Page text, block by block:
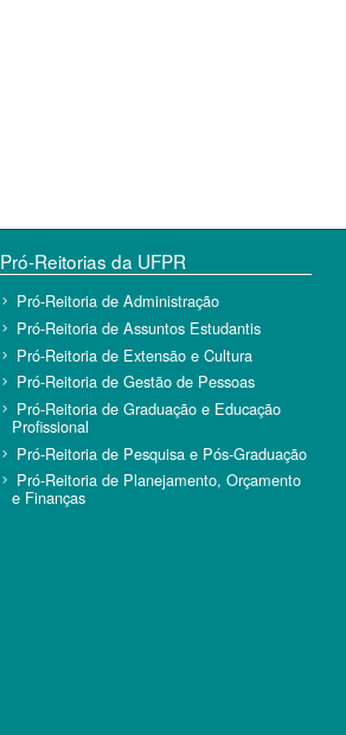
Pró-Reitorias da UFPR
Pró-Reitoria de Administração
Pró-Reitoria de Assuntos Estudantis
Pró-Reitoria de Extensão e Cultura
Pró-Reitoria de Gestão de Pessoas
Pró-Reitoria de Graduação e Educação
Profissional
Pró-Reitoria de Pesquisa e Pós-Graduação
Pró-Reitoria de Planejamento, Orçamento
e Finanças